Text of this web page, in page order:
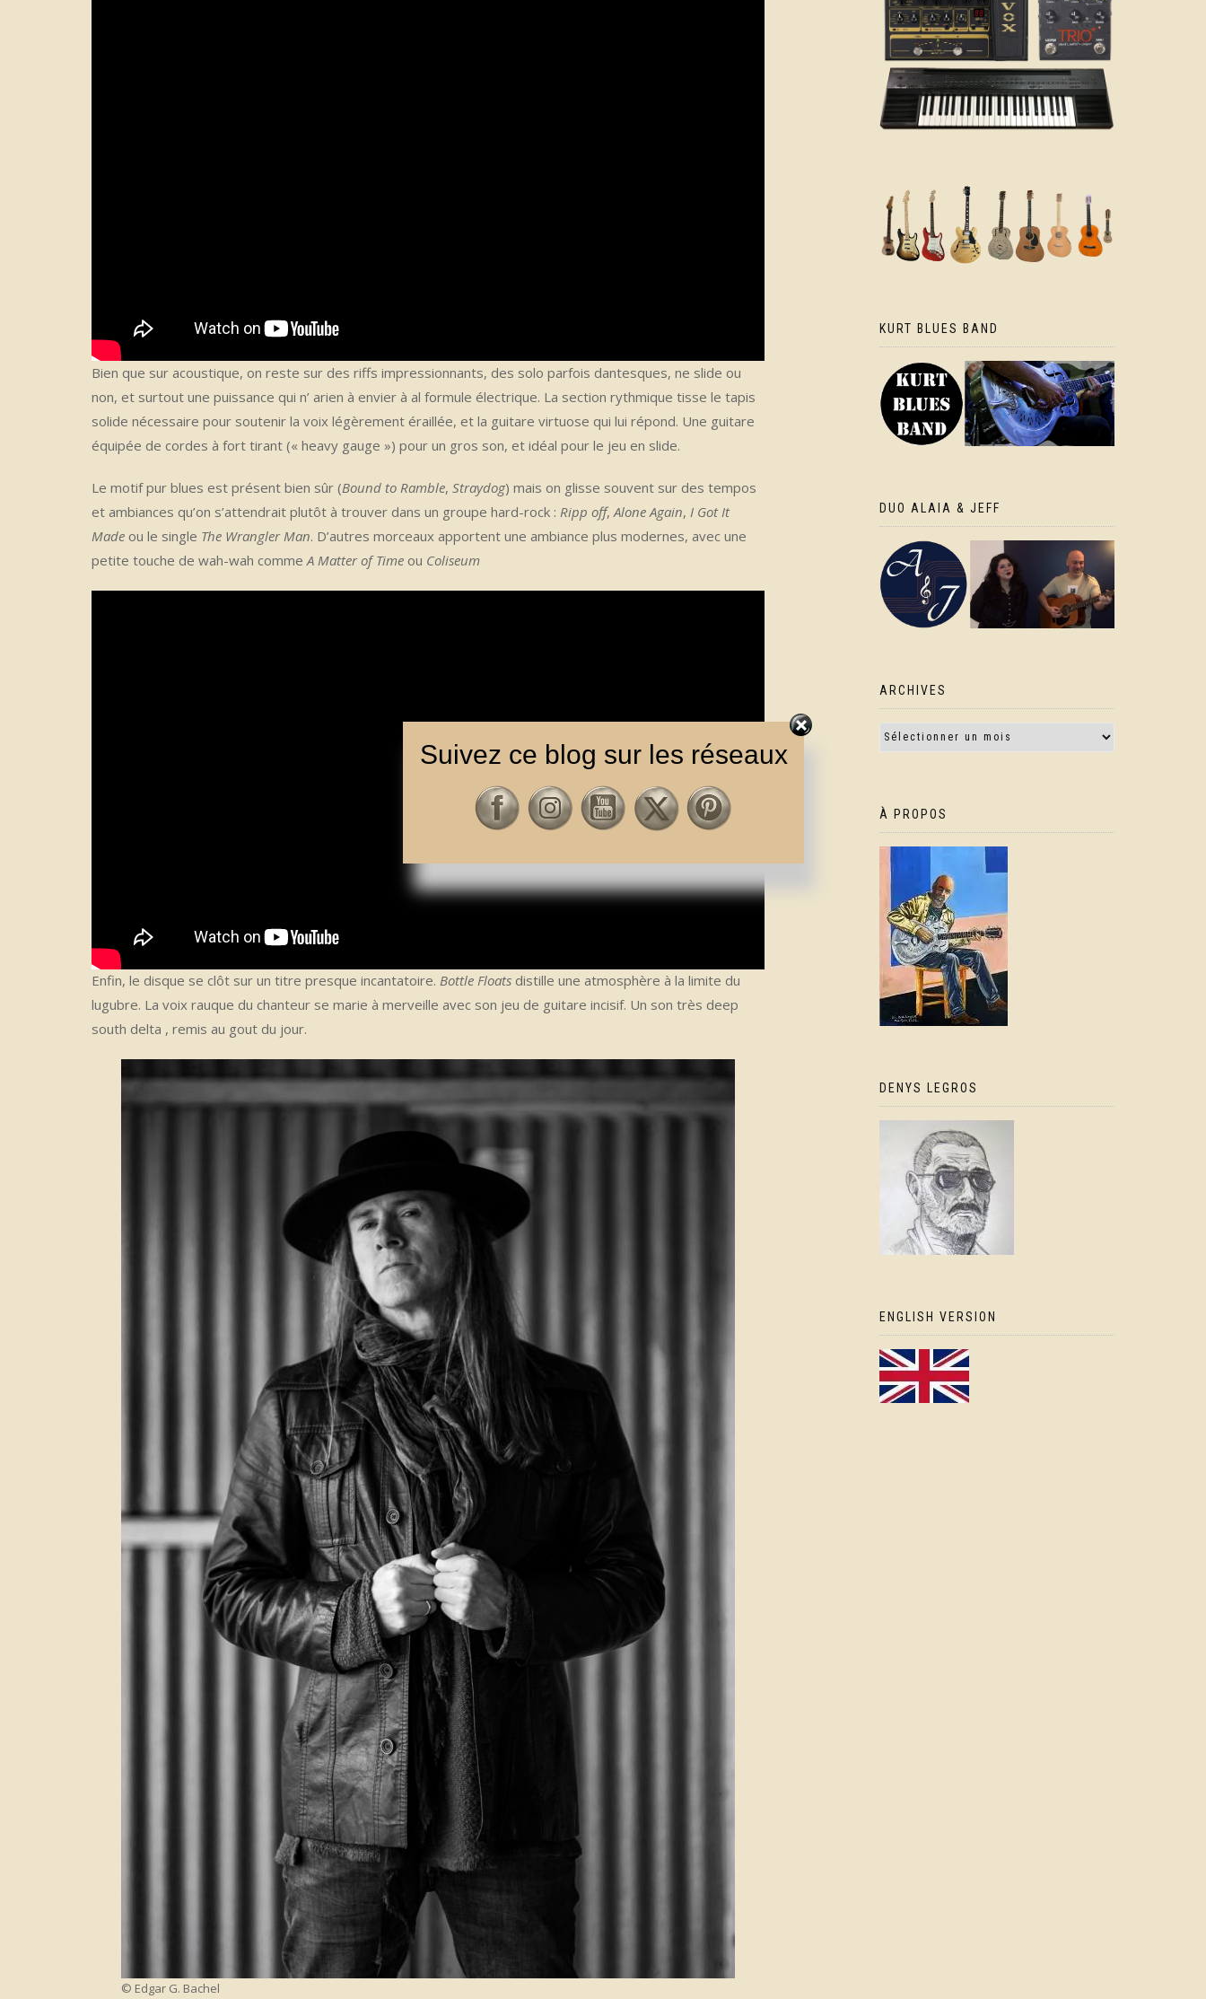
Bien que sur acoustique, on reste sur des riffs impressionnants, des solo parfois dantesques, ne slide ou
non, et surtout une puissance qui n’ arien à envier à al formule électrique. La section rythmique tisse le tapis
solide nécessaire pour soutenir la voix légèrement éraillée, et la guitare virtuose qui lui répond. Une guitare
équipée de cordes à fort tirant (« heavy gauge ») pour un gros son, et idéal pour le jeu en slide.
Le motif pur blues est présent bien sûr (Bound to Ramble, Straydog) mais on glisse souvent sur des tempos
et ambiances qu’on s’attendrait plutôt à trouver dans un groupe hard-rock : Ripp off, Alone Again, I Got It
Made ou le single The Wrangler Man. D’autres morceaux apportent une ambiance plus modernes, avec une
petite touche de wah-wah comme A Matter of Time ou Coliseum
Enfin, le disque se clôt sur un titre presque incantatoire. Bottle Floats distille une atmosphère à la limite du
lugubre. La voix rauque du chanteur se marie à merveille avec son jeu de guitare incisif. Un son très deep
south delta , remis au gout du jour.
© Edgar G. Bachel
KURT BLUES BAND
DUO ALAIA & JEFF
ARCHIVES
À PROPOS
DENYS LEGROS
ENGLISH VERSION
Suivez ce blog sur les réseaux